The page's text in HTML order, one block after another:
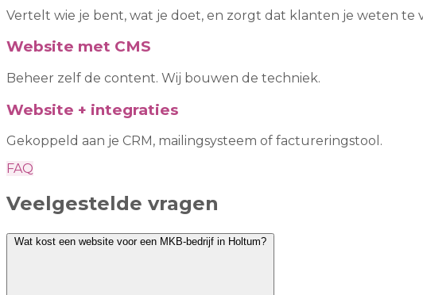
Vertelt wie je bent, wat je doet, en zorgt dat klanten je weten te
Website met CMS
Beheer zelf de content. Wij bouwen de techniek.
Website + integraties
Gekoppeld aan je CRM, mailingsysteem of factureringstool.
FAQ
Veelgestelde vragen
Wat kost een website voor een MKB-bedrijf in Holtum?